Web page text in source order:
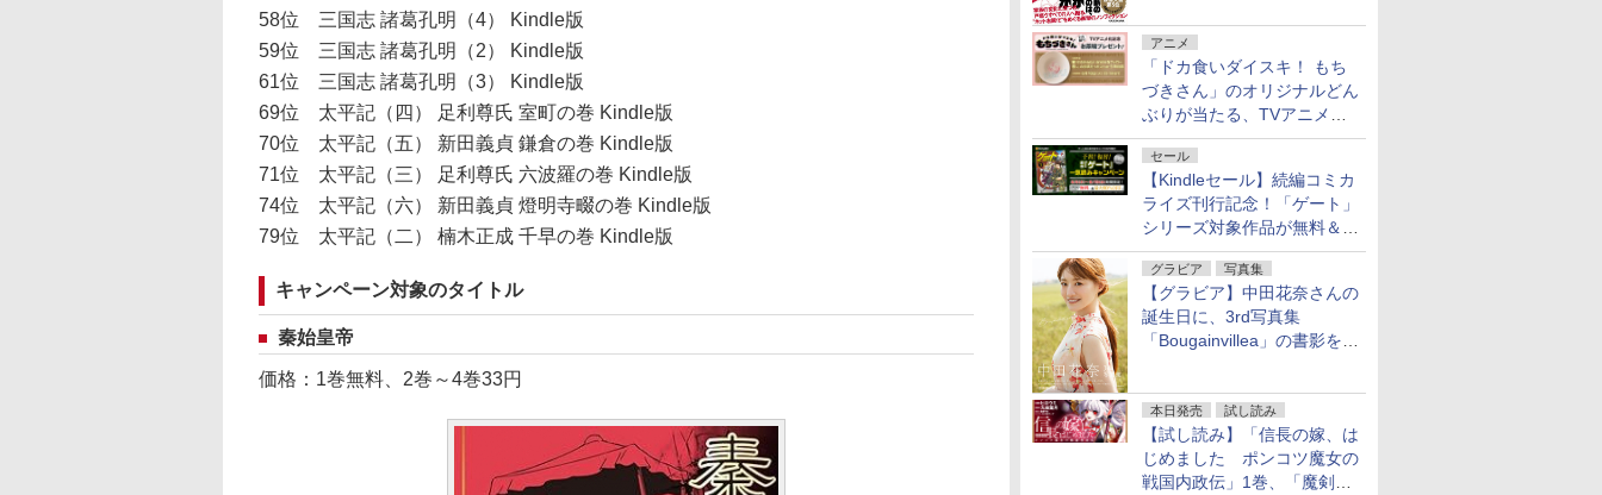
アニメ
「ドカ食いダイスキ！ もち
づきさん」のオリジナルどん
ぶりが当たる、TVアニメ公
式Xキャンペーンが開催中！
セール
【Kindleセール】続編コミカ
ライズ刊行記念！「ゲート」
シリーズ対象作品が無料＆最
大80%オフ！
グラビア 写真集
【グラビア】中田花奈さんの
誕生日に、3rd写真集
「Bougainvillea」の書影を公
本日発売 試し読み
【試し読み】「信長の嫁、は
じめました ポンコツ魔女の
戦国内政伝」1巻、「魔剣の
58位 三国志 諸葛孔明（4） Kindle版
59位 三国志 諸葛孔明（2） Kindle版
61位 三国志 諸葛孔明（3） Kindle版
69位 太平記（四） 足利尊氏 室町の巻 Kindle版
70位 太平記（五） 新田義貞 鎌倉の巻 Kindle版
71位 太平記（三） 足利尊氏 六波羅の巻 Kindle版
74位 太平記（六） 新田義貞 燈明寺畷の巻 Kindle版
79位 太平記（二） 楠木正成 千早の巻 Kindle版
キャンペーン対象のタイトル
秦始皇帝
価格：1巻無料、2巻～4巻33円